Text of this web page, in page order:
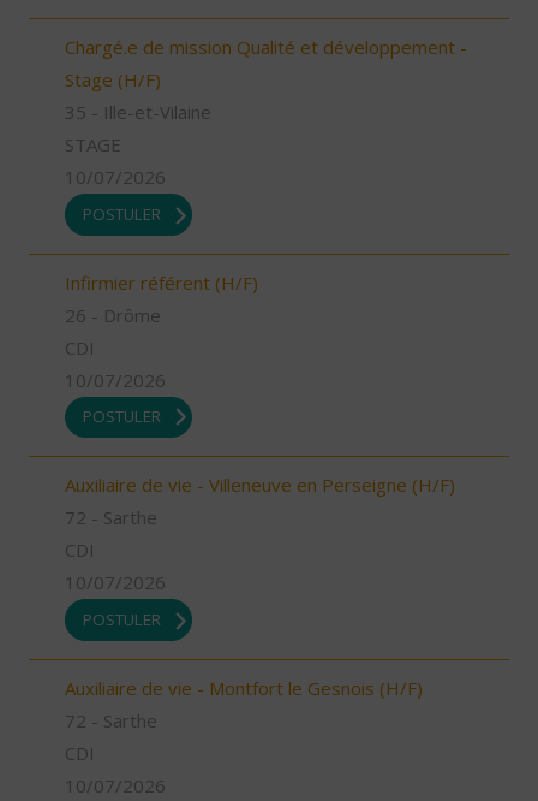
Chargé.e de mission Qualité et développement -
Stage (H/F)
35 - Ille-et-Vilaine
STAGE
10/07/2026
POSTULER
Infirmier référent (H/F)
26 - Drôme
CDI
10/07/2026
POSTULER
Auxiliaire de vie - Villeneuve en Perseigne (H/F)
72 - Sarthe
CDI
10/07/2026
POSTULER
Auxiliaire de vie - Montfort le Gesnois (H/F)
72 - Sarthe
CDI
10/07/2026